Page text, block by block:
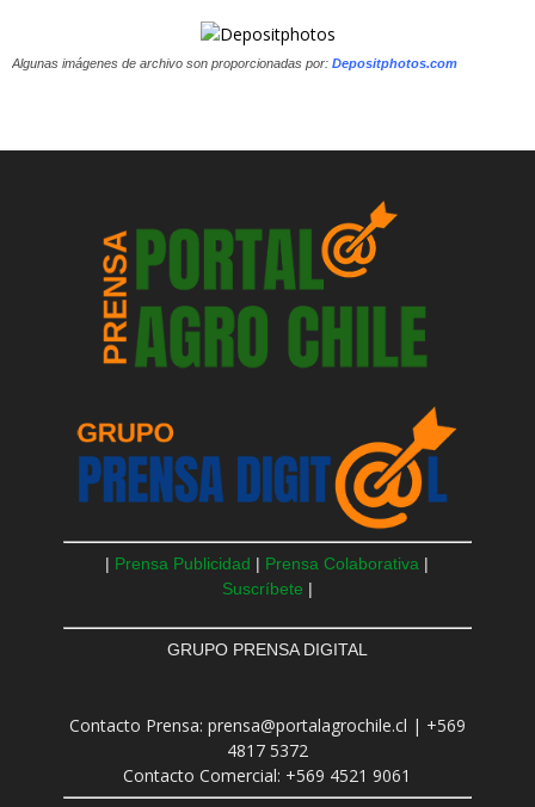
Algunas imágenes de archivo son proporcionadas por: Depositphotos.com
| Prensa Publicidad | Prensa Colaborativa |
Suscríbete |
GRUPO PRENSA DIGITAL
Contacto Prensa: prensa@portalagrochile.cl | +569
4817 5372
Contacto Comercial: +569 4521 9061